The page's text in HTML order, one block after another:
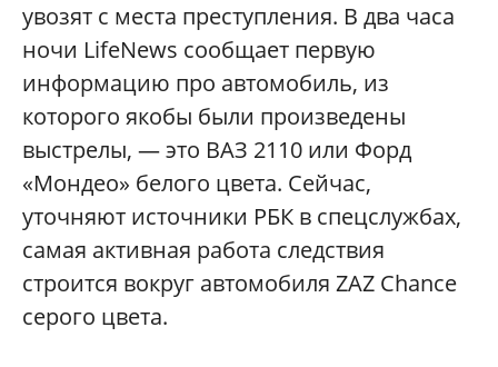
увозят с места преступления. В два часа
ночи LifeNews сообщает первую
информацию про автомобиль, из
которого якобы были произведены
выстрелы, — это ВАЗ 2110 или Форд
«Мондео» белого цвета. Сейчас,
уточняют источники РБК в спецслужбах,
самая активная работа следствия
строится вокруг автомобиля ZAZ Chance
серого цвета.